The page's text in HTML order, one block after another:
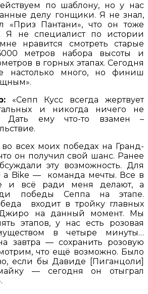
по шаблону, но у нас
делу гонщики. Я не знал,
«Приз Пантани», что он тоже
Я не специалист по истории
нравится смотреть старые
метров набора высоты и
в горных этапах. Сегодня
настолько много, но финиш
«Сепп Кусс всегда жертвует
и никогда ничего не
Дать ему что-то взамен –
всех моих победах на Гранд-
он получил свой шанс. Ранее
эту возможность. Для
a Bike — команда мечты. Все в
и всё ради меня делают, а
победы Сеппа на этапе.
входит в тройку главных
Джиро на данный момент. Мы
этапов, у нас есть розовая
в четыре минуты…
завтра — сохранить розовую
что ещё возможно. Было
если бы Давиде [Пиганцоли]
— сегодня он отыграл